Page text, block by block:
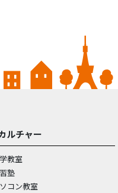
ルチャー
教室
塾
コン教室